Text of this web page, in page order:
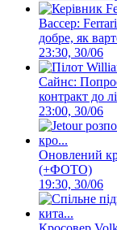
Вассер:
добре, як
23:30, 30/06
Сайнс:
контракт до
23:00, 30/06
Оновлений
(+ФОТО)
19:30, 30/06